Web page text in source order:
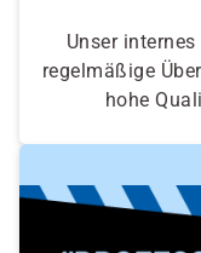
Unser
regelmäßige
hohe